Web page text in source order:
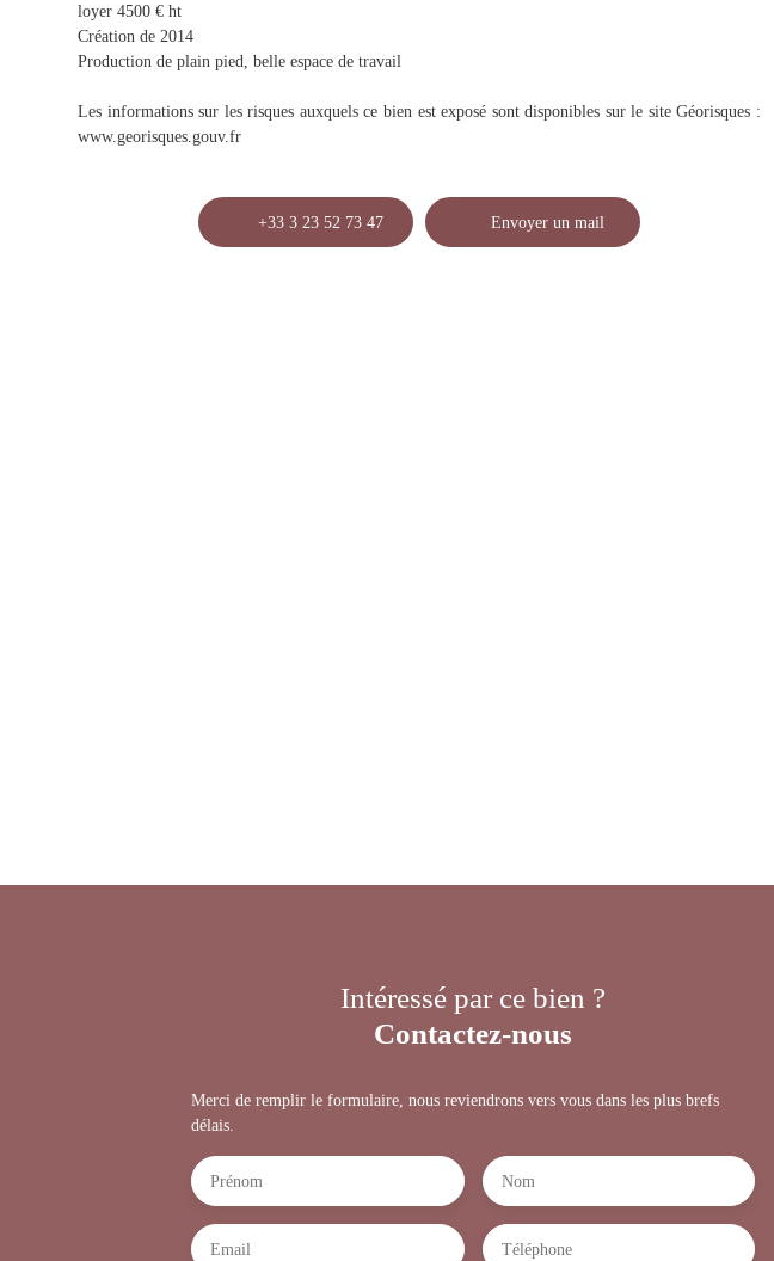
loyer 4500 € ht
Création de 2014
Production de plain pied, belle espace de travail
Les informations sur les risques auxquels ce bien est exposé sont disponibles sur le site Géorisques :
www.georisques.gouv.fr
+33 3 23 52 73 47 Envoyer un mail
Intéressé par ce bien ?
Contactez-nous
Merci de remplir le formulaire, nous reviendrons vers vous dans les plus brefs
délais.
Prénom Nom
Email Téléphone